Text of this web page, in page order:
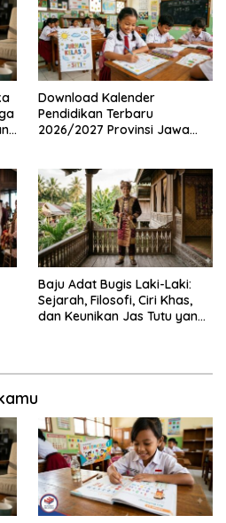
Download Kalender
Pendidikan Terbaru
2026/2027 Provinsi Jawa
Manfaatnya
Baju Adat Bugis Laki-Laki:
Sejarah, Filosofi, Ciri Khas,
dan Keunikan Jas Tutu yang